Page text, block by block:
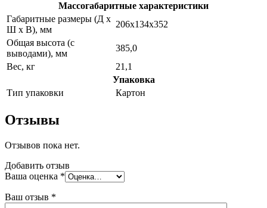
Массогабаритные характеристики
Габаритные размеры (Д х
Ш х В), мм
206x134x352
Общая высота (с
выводами), мм
385,0
Вес, кг
21,1
Упаковка
Тип упаковки
Картон
Отзывы
Отзывов пока нет.
Добавить отзыв
Ваша оценка *
Ваш отзыв *